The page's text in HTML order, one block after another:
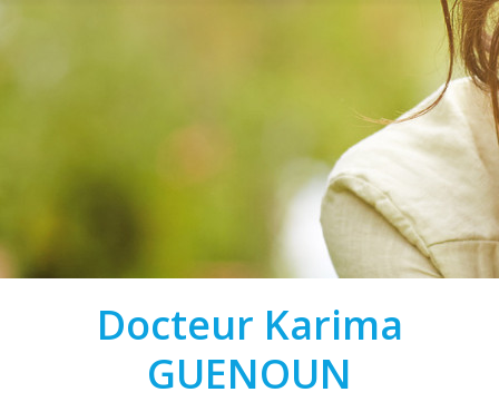
Docteur Karima
GUENOUN